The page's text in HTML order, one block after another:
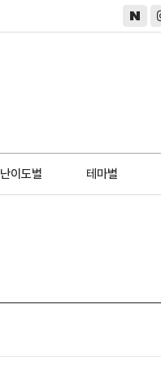
난이도별 테마별